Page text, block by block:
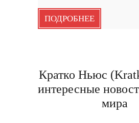
ПОДРОБНЕЕ
Кратко Ньюс
интересные
мира